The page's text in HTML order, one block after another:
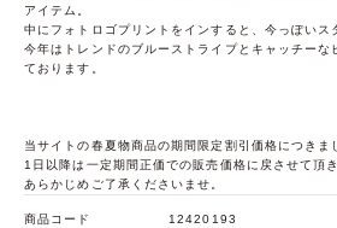
アイテム。
中にフォトロゴプリントをインすると、今っぽいス
今年はトレンドのブルーストライプとキャッチーな
ております。
当サイトの春夏物商品の期間限定割引価格につきま
1日以降は一定期間正価での販売価格に戻させて頂き
あらかじめご了承くださいませ。
商品コード 12420193